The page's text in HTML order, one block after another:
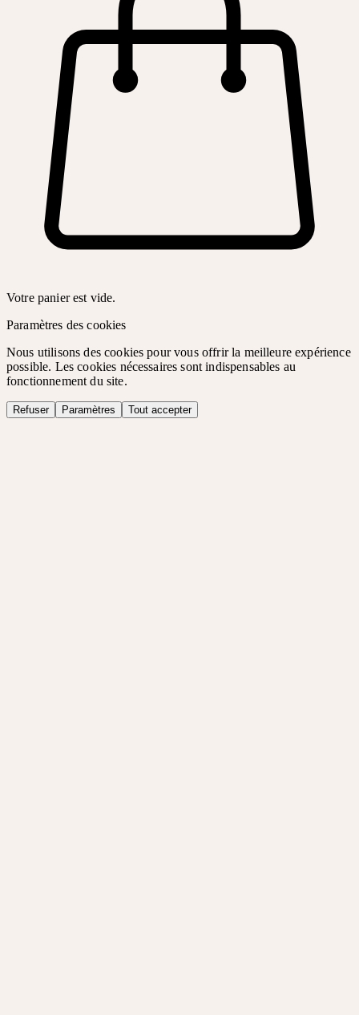
Votre panier est vide.
Paramètres des cookies
Nous utilisons des cookies pour vous offrir la meilleure expérience
possible. Les cookies nécessaires sont indispensables au
fonctionnement du site.
Refuser Paramètres Tout accepter